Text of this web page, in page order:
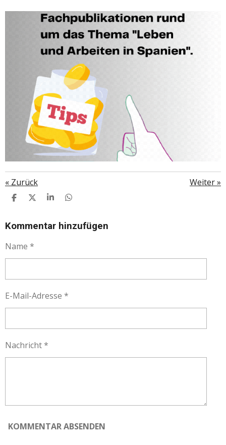
« Zurück Weiter»
T
L
T
L
T
L
T
L
Kommentar hinzufügen
Name *
E-Mail-Adresse *
Nachricht *
KOMMENTAR ABSENDEN